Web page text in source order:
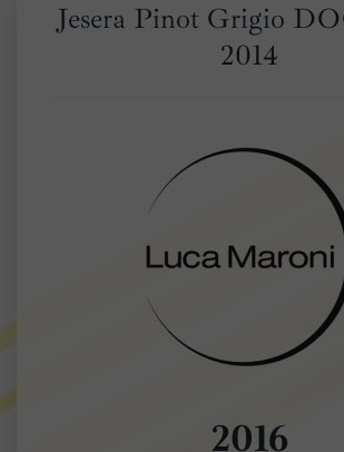
Jesera Pinot Grigio
2014
2016